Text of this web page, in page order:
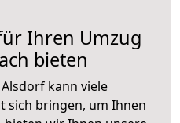
Ihren Umzug
bieten
kann viele
sich bringen, um Ihnen